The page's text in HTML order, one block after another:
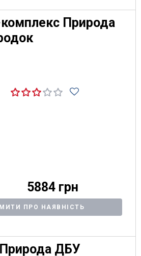
комплекс Природа
5884 грн
ПРО НАЯВНІСТЬ
Природа ДБУ